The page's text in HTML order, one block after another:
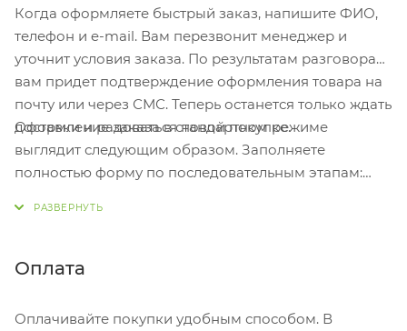
Когда оформляете быстрый заказ, напишите ФИО,
телефон и e-mail. Вам перезвонит менеджер и
уточнит условия заказа. По результатам разговора
вам придет подтверждение оформления товара на
почту или через СМС. Теперь останется только ждать
доставки и радоваться новой покупке.
Оформление заказа в стандартном режиме
выглядит следующим образом. Заполняете
полностью форму по последовательным этапам:
Нажмите кнопку «Оформить заказ».
Оплата
Оплачивайте покупки удобным способом. В